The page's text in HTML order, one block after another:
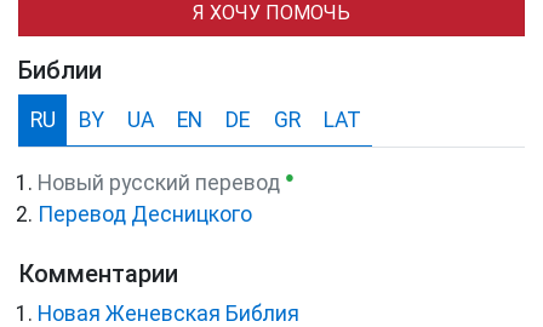
Я ХОЧУ ПОМОЧЬ
Библии
RU BY UA EN DE GR LAT
Новый русский перевод ●
Перевод Десницкого
Комментарии
Новая Женевская Библия